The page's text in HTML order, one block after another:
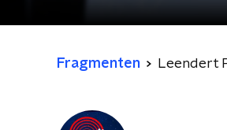
Fragmenten Leendert